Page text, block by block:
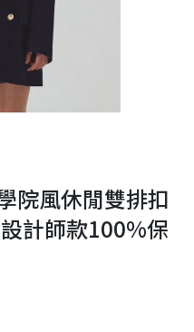
院風休閒雙排扣
計師款100%保